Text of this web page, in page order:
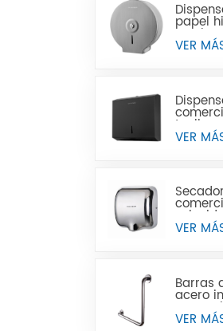
papel
Jumbo
VER
toallas
papel
VER
baños
VER
Barras
acero
para
VER